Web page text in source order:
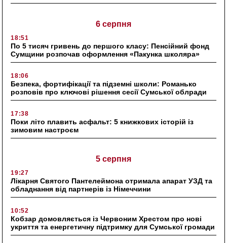
6 серпня
18:51
По 5 тисяч гривень до першого класу: Пенсійний фонд
Сумщини розпочав оформлення «Пакунка школяра»
18:06
Безпека, фортифікації та підземні школи: Романько
розповів про ключові рішення сесії Сумської облради
17:38
Поки літо плавить асфальт: 5 книжкових історій із
зимовим настроєм
5 серпня
19:27
Лікарня Святого Пантелеймона отримала апарат УЗД та
обладнання від партнерів із Німеччини
10:52
Кобзар домовляється із Червоним Хрестом про нові
укриття та енергетичну підтримку для Сумської громади